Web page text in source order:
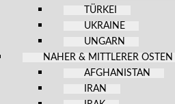
TÜRKEI
UKRAINE
UNGARN
NAHER & MITTLERER OSTEN
AFGHANISTAN
IRAN